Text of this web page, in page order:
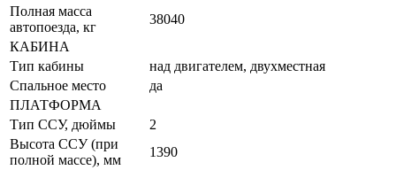
Полная масса
автопоезда, кг
38040
КАБИНА
Тип кабины
над двигателем, двухместная
Спальное место
да
ПЛАТФОРМА
Тип ССУ, дюймы
2
Высота ССУ (при
полной массе), мм
1390